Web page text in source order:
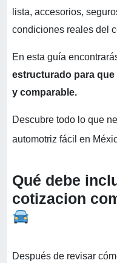
lista, accesorios,
condiciones reales del
En esta guía
estructurado para
y comparable.
Descubre todo lo que
automotriz fácil en
Qué debe
cotizacion
Después de revisar